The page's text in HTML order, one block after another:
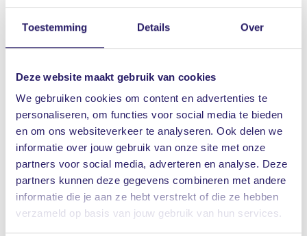
Toestemming Details Over
Deze website maakt gebruik van cookies
We gebruiken cookies om content en advertenties te
personaliseren, om functies voor social media te bieden
en om ons websiteverkeer te analyseren. Ook delen we
informatie over jouw gebruik van onze site met onze
partners voor social media, adverteren en analyse. Deze
partners kunnen deze gegevens combineren met andere
informatie die je aan ze hebt verstrekt of die ze hebben
verzameld op basis van jouw gebruik van hun services.
Wat kun je verwachten in het vernieuwde Mijn
Vrieling?
Eenvoudige toegang tot al jouw
verzekeringsgegevens
Jouw polisbladen en facturen 24/7 in één
overzicht te bekijken
E-mailmeldingen wanneer er nieuwe post
voor jou klaarstaat